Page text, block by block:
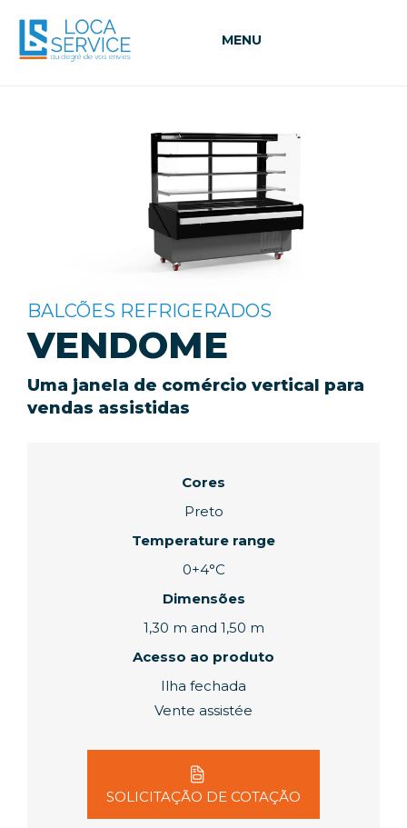
MENU
BALCÕES REFRIGERADOS
VENDOME
Uma janela de comércio vertical para
vendas assistidas
Cores
Preto
Temperature range
0+4°C
Dimensões
1,30 m and 1,50 m
Acesso ao produto
Ilha fechada
Vente assistée
SOLICITAÇÃO DE COTAÇÃO